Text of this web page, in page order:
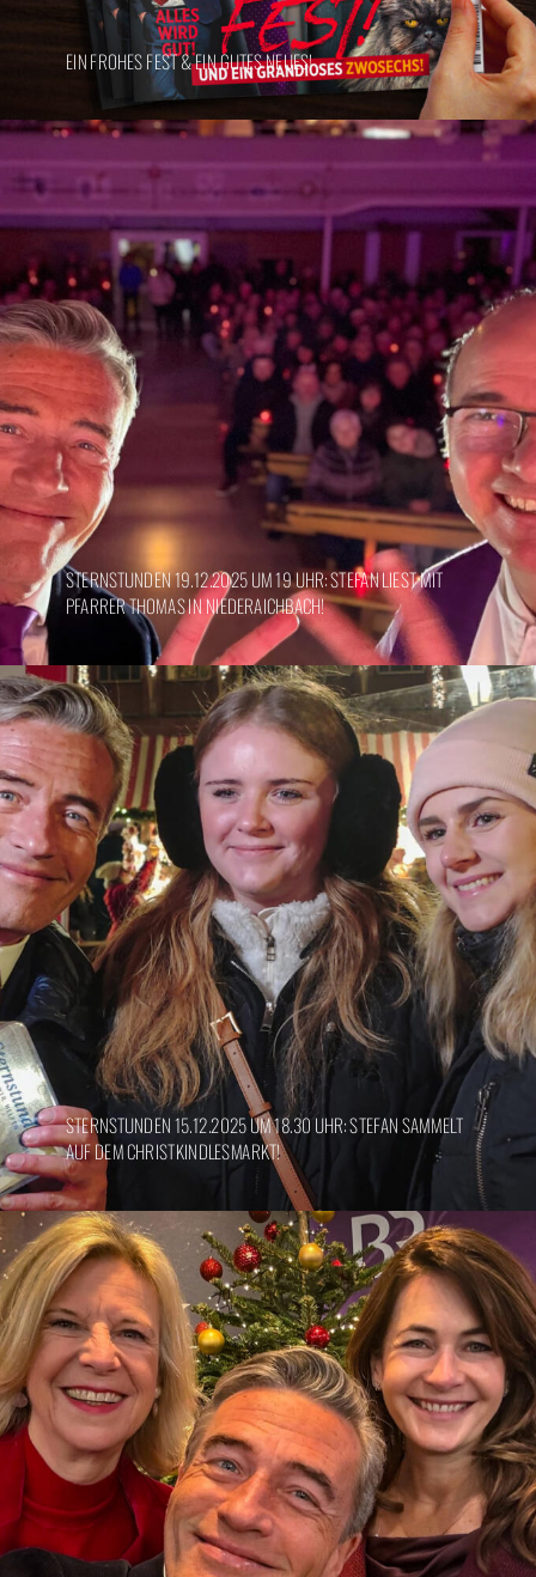
EIN FROHES FEST & EIN GUTES NEUES!
STERNSTUNDEN 19.12.2025 UM 19 UHR: STEFAN LIEST MIT
PFARRER THOMAS IN NIEDERAICHBACH!
STERNSTUNDEN 15.12.2025 UM 18.30 UHR: STEFAN SAMMELT
AUF DEM CHRISTKINDLESMARKT!